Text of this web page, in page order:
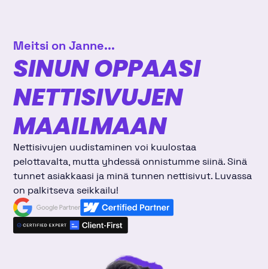
Meitsi on Janne...
SINUN OPPAASI
NETTISIVUJEN
MAAILMAAN
Nettisivujen uudistaminen voi kuulostaa
pelottavalta, mutta yhdessä onnistumme siinä. Sinä
tunnet asiakkaasi ja minä tunnen nettisivut. Luvassa
on palkitseva seikkailu!